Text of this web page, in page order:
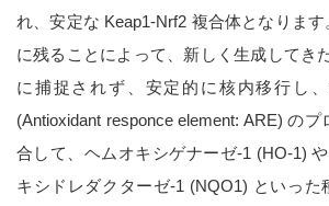
れ、安定な Keap1-Nrf2 複合体となりま
に残ることによって、新しく生成してき
に捕捉されず、安定的に核内移行し
(Antioxidant responce element: ARE) の
合して、ヘムオキシゲナーゼ-1 (HO-1)
キシドレダクターゼ-1 (NQO1) といった